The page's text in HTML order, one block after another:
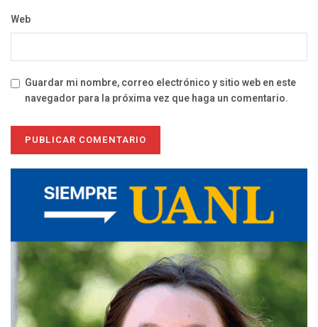
Web
Guardar mi nombre, correo electrónico y sitio web en este
navegador para la próxima vez que haga un comentario.